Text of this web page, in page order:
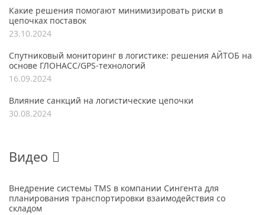
Какие решения помогают минимизировать риски в
цепочках поставок
23.10.2024
Спутниковый мониторинг в логистике: решения АЙТОБ на
основе ГЛОНАСС/GPS-технологий
16.09.2024
Влияние санкций на логистические цепочки
30.08.2024
Видео
Внедрение системы TMS в компании Сингента для
планирования транспортировки взаимодействия со
складом